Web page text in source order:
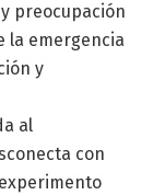
preocupación
la emergencia
y
al
con